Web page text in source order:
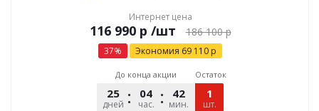
Интернет цена
р /шт 186 100р
37% Экономия 69 110 р
До конца акции
25
дней
04
час.
42
мин.
09
сек.
Остаток
1
шт.